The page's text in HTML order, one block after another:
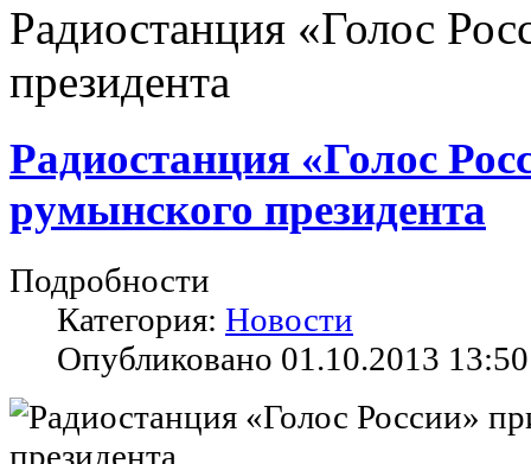
Радиостанция «Голос
президента
Радиостанция «Голос
румынского президента
Подробности
Категория: Новости
Опубликовано 01.10.2013 13:50